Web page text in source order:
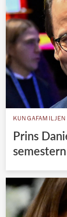
KUNGAFAMILJEN
Prins